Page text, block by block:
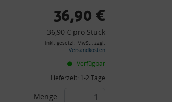
36,90 €
36,90 € pro Stück
inkl. gesetzl. MwSt., zzgl.
Versandkosten
Verfügbar
Lieferzeit: 1-2 Tage
Menge: